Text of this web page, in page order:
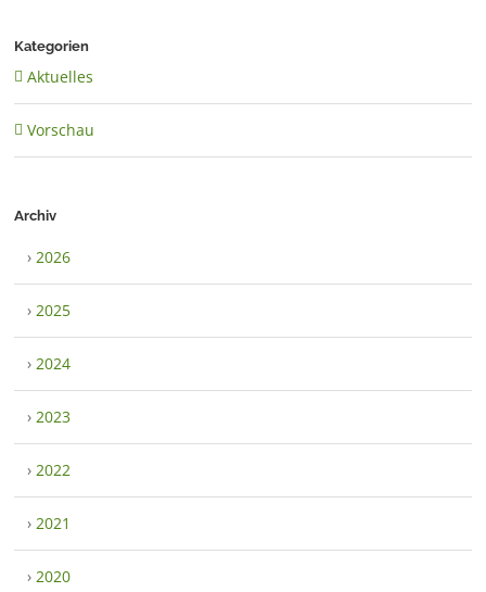
Kategorien
Aktuelles
Vorschau
Archiv
›2026
›2025
›2024
›2023
›2022
›2021
›2020